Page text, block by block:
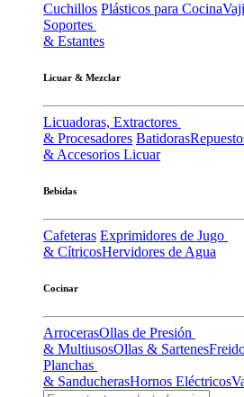
Cuchillos Plásticos para Cocina
Soportes
& Estantes
Licuar & Mezclar
Licuadoras, Extractores
& Procesadores Batidoras
& Accesorios Licuar
Bebidas
Cafeteras Exprimidores de Jugo
& CítricosHervidores de Agua
Cocinar
ArrocerasOllas de Presión
& MultiusosOllas & Sartenes
Planchas
& SanducherasHornos Eléctricos